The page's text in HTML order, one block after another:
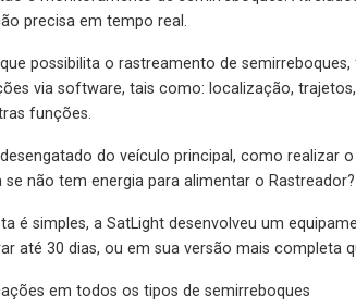
precisa em tempo real.
possibilita o rastreamento de
via software, tais como: localização,
funções.
do veículo principal, como realizar
se não tem energia para alimentar o Rastreador?
é simples, a SatLight desenvolveu um
até 30 dias, ou em sua versão mais completa
em todos os tipos de semirreboques